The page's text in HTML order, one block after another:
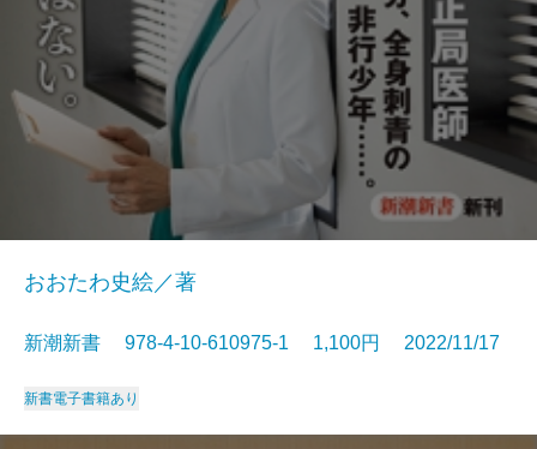
おおたわ史絵／著
新潮新書 978-4-10-610975-1 1,100円 2022/11/17
新書電子書籍あり